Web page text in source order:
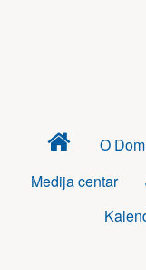
Dom
zdravlja
O
Medija centar